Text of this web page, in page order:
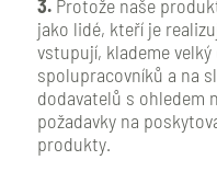
3.Protože naše
jako lidé, kteří je
vstupují, klademe velký
spolupracovníků a na
dodavatelů s ohledem
požadavky na
produkty.